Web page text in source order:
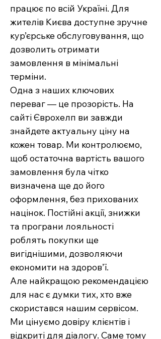
працює по всій Україні. Для
жителів Києва доступне зручне
кур’єрське обслуговування, що
дозволить отримати
замовлення в мінімальні
терміни.
Одна з наших ключових
переваг — це прозорість. На
сайті Єврохелп ви завжди
знайдете актуальну ціну на
кожен товар. Ми контролюємо,
щоб остаточна вартість вашого
замовлення була чітко
визначена ще до його
оформлення, без прихованих
націнок. Постійні акції, знижки
та програни лояльності
роблять покупки ще
вигіднішими, дозволяючи
економити на здоров’ї.
Але найкращою рекомендацією
для нас є думки тих, хто вже
скористався нашим сервісом.
Ми цінуємо довіру клієнтів і
відкриті для діалогу. Саме тому